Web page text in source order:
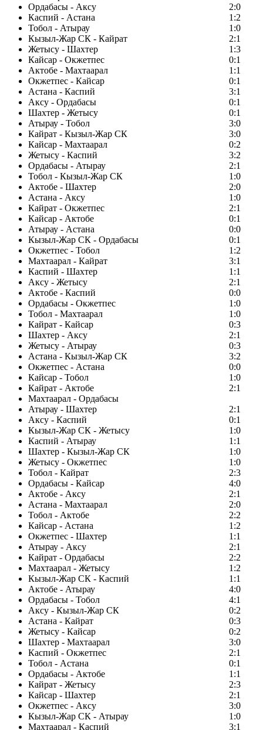
Ордабасы - Аксу
2:0
Каспий - Астана
1:2
Тобол - Атырау
1:0
Кызыл-Жар СК - Кайрат
2:1
Жетысу - Шахтер
1:3
Кайсар - Окжетпес
0:1
Актобе - Махтаарал
1:1
Окжетпес - Кайсар
0:1
Астана - Каспий
3:1
Аксу - Ордабасы
0:1
Шахтер - Жетысу
0:1
Атырау - Тобол
3:0
Кайрат - Кызыл-Жар СК
3:0
Кайсар - Махтаарал
0:2
Жетысу - Каспий
3:2
Ордабасы - Атырау
2:1
Тобол - Кызыл-Жар СК
1:0
Актобе - Шахтер
2:0
Астана - Аксу
1:0
Кайрат - Окжетпес
2:1
Кайсар - Актобе
0:1
Атырау - Астана
0:0
Кызыл-Жар СК - Ордабасы
0:1
Окжетпес - Тобол
1:2
Махтаарал - Кайрат
3:1
Каспий - Шахтер
1:1
Аксу - Жетысу
2:1
Актобе - Каспий
0:0
Ордабасы - Окжетпес
1:0
Тобол - Махтаарал
1:0
Кайрат - Кайсар
0:3
Шахтер - Аксу
2:1
Жетысу - Атырау
0:3
Астана - Кызыл-Жар СК
3:2
Окжетпес - Астана
0:0
Кайсар - Тобол
1:0
Кайрат - Актобе
2:1
Махтаарал - Ордабасы
Атырау - Шахтер
2:1
Аксу - Каспий
0:1
Кызыл-Жар СК - Жетысу
1:0
Каспий - Атырау
1:1
Шахтер - Кызыл-Жар СК
1:0
Жетысу - Окжетпес
1:0
Тобол - Кайрат
2:3
Ордабасы - Кайсар
4:0
Актобе - Аксу
2:1
Астана - Махтаарал
2:0
Тобол - Актобе
2:2
Кайсар - Астана
1:2
Окжетпес - Шахтер
1:1
Атырау - Аксу
2:1
Кайрат - Ордабасы
2:2
Махтаарал - Жетысу
1:2
Кызыл-Жар СК - Каспий
1:1
Актобе - Атырау
4:0
Ордабасы - Тобол
4:1
Аксу - Кызыл-Жар СК
0:2
Астана - Кайрат
0:3
Жетысу - Кайсар
0:2
Шахтер - Махтаарал
3:0
Каспий - Окжетпес
2:1
Тобол - Астана
0:1
Ордабасы - Актобе
1:1
Кайрат - Жетысу
2:3
Кайсар - Шахтер
2:1
Окжетпес - Аксу
3:0
Кызыл-Жар СК - Атырау
1:0
Махтаарал - Каспий
3:1